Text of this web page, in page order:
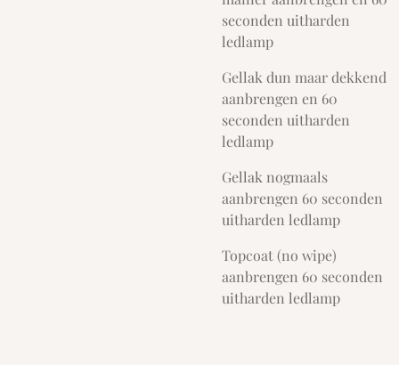
seconden uitharden
ledlamp
Gellak dun maar dekkend
aanbrengen en 60
seconden uitharden
ledlamp
Gellak nogmaals
aanbrengen 60 seconden
uitharden ledlamp
Topcoat (no wipe)
aanbrengen 60 seconden
uitharden ledlamp